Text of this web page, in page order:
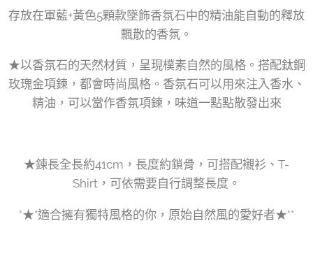
存放在軍藍+黃色5顆款墜飾香氛石中的精油能自動的釋放
飄散的香氛。
★以香氛石的天然材質，呈現樸素自然的風格。搭配鈦鋼
玫瑰金項鍊，都會時尚風格。香氛石可以用來注入香水、
精油，可以當作香氛項鍊，味道一點點散發出來
★鍊長全長約41cm，長度約鎖骨，可搭配襯衫、T-
Shirt，可依需要自行調整長度。
°★*適合擁有獨特風格的你，原始自然風的愛好者★°*